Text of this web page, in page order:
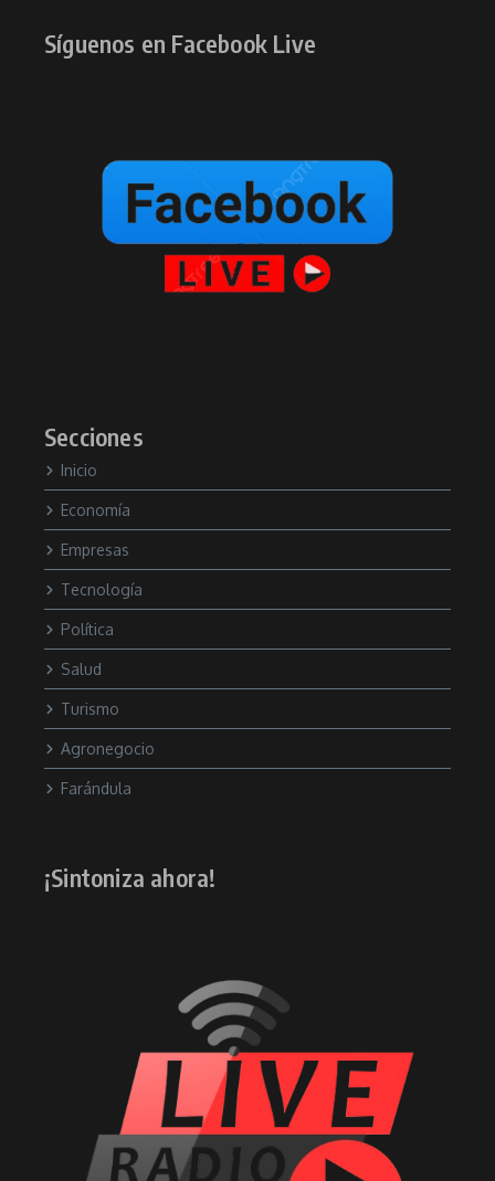
Síguenos en Facebook Live
Secciones
Inicio
Economía
Empresas
Tecnología
Política
Salud
Turismo
Agronegocio
Farándula
¡Sintoniza ahora!